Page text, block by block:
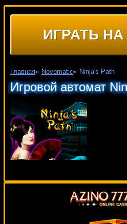
ИГРАТЬ
Главная» Novomatic» Ninja's Path
Игровой автомат